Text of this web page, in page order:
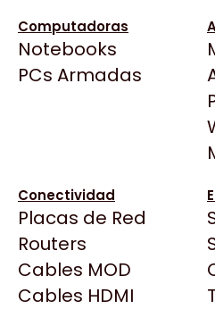
Computadoras
Notebooks
PCs Armadas
Conectividad
Placas de Red
Routers
Cables MOD
Cables HDMI
BenQ
CX
Cooler Master
Deepcool
Dell
EVGA
Gamemax
Genesis
Todas las Tiendas
Click Gaming
Compufan Store
Dinobyte
Full H4rd
$26.387
Ver producto en la